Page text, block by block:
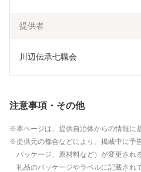
提供者
川辺伝承七職会
注意事項・その他
本ページは、提供自治体からの情報に
提供元の都合などにより、掲載中に予
パッケージ、原材料など）が変更され
礼品のパッケージやラベルに記載され